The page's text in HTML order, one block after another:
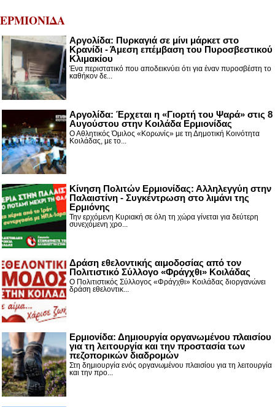
ΕΡΜΙΟΝΙΔΑ
Αργολίδα: Πυρκαγιά σε μίνι μάρκετ στο
Κρανίδι - Άμεση επέμβαση του Πυροσβεστικού
Κλιμακίου
Ένα περιστατικό που αποδεικνύει ότι για έναν πυροσβέστη το
καθήκον δε...
Αργολίδα: Έρχεται η «Γιορτή του Ψαρά» στις 8
Αυγούστου στην Κοιλάδα Ερμιονίδας
Ο Αθλητικός Όμιλος «Κορωνίς» με τη Δημοτική Κοινότητα
Κοιλάδας, με το...
Κίνηση Πολιτών Ερμιονίδας: Αλληλεγγύη στην
Παλαιστίνη - Συγκέντρωση στο λιμάνι της
Ερμιόνης
Την ερχόμενη Κυριακή σε όλη τη χώρα γίνεται για δεύτερη
συνεχόμενη χρο...
Δράση εθελοντικής αιμοδοσίας από τον
Πολιτιστικό Σύλλογο «Φράγχθι» Κοιλάδας
Ο Πολιτιστικός Σύλλογος «Φράγχθι» Κοιλάδας διοργανώνει
δράση εθελοντικ...
Ερμιονίδα: Δημιουργία οργανωμένου πλαισίου
για τη λειτουργία και την προστασία των
πεζοπορικών διαδρομών
Στη δημιουργία ενός οργανωμένου πλαισίου για τη λειτουργία
και την προ...